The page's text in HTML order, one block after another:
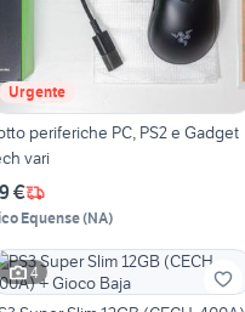
Urgente
periferiche PC, PS2 e Gadget
vari
€
Equense(NA)
4